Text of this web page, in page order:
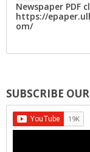
Newspaper PDF
https://
om/
SUBSCRIBE